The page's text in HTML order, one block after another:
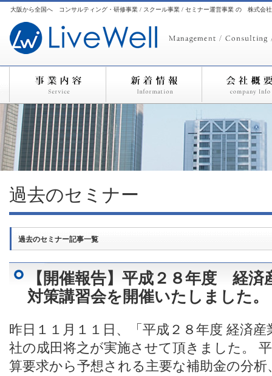
大阪から全国へ コンサルティング・研修事業 / スクール事業 / セミナー運営事業 の 株式会
過去のセミナー
過去のセミナー記事一覧
【開催報告】平成２８年度 経
対策講習会を開催いたしました。
昨日１１月１１日、「平成２８年度 経済
社の成田将之が実施させて頂きました。
算要求から予想される主要な補助金の分